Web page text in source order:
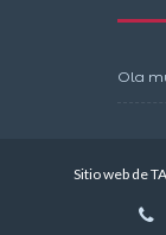
Ola
Sitio web de